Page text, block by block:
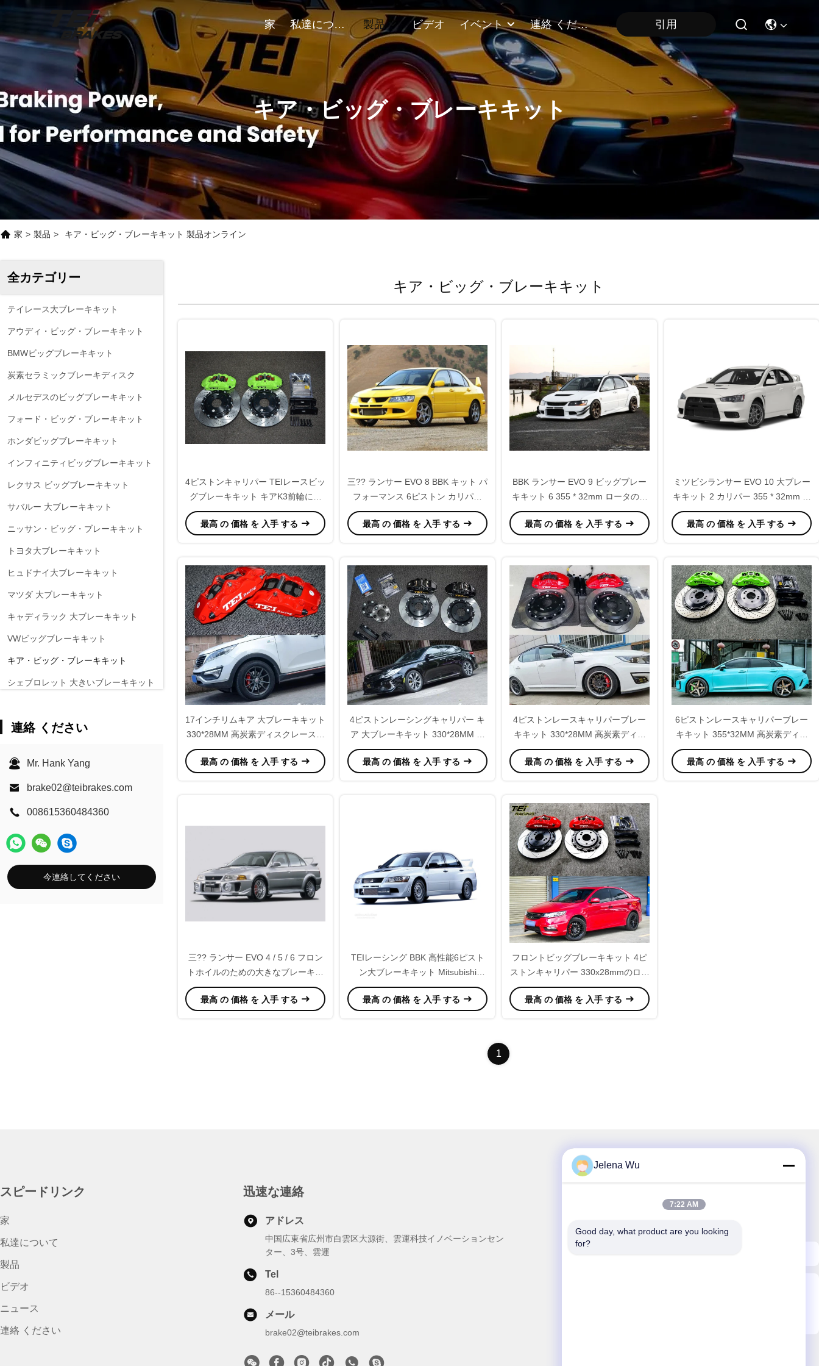
家 私達について 製品 ビデオ イベント 連絡 ください 引用
キア・ビッグ・ブレーキキット
家 > 製品 > キア・ビッグ・ブレーキキット 製品オンライン
全カテゴリー
テイレース大ブレーキキット
アウディ・ビッグ・ブレーキキット
BMWビッグブレーキキット
炭素セラミックブレーキディスク
メルセデスのビッグブレーキキット
フォード・ビッグ・ブレーキキット
ホンダビッグブレーキキット
インフィニティビッグブレーキキット
レクサス ビッグブレーキキット
サバルー 大ブレーキキット
ニッサン・ビッグ・ブレーキキット
トヨタ大ブレーキキット
ヒュドナイ大ブレーキキット
マツダ 大ブレーキキット
キャディラック 大ブレーキキット
VWビッグブレーキキット
キア・ビッグ・ブレーキキット
シェブロレット 大きいブレーキキット
EPBブレーキキャリパー
連絡 ください
Mr. Hank Yang
brake02@teibrakes.com
008615360484360
今連絡してください
キア・ビッグ・ブレーキキット
4ピストンキャリパー TEIレースビッ
グブレーキキット キアK3前輪にぴ
ったり
最高 の 価格 を 入手 する
三?? ランサー EVO 8 BBK キット パ
フォーマンス 6ピストン カリパー
355*32mm ロータ
最高 の 価格 を 入手 する
BBK ランサー EVO 9 ビッグブレー
キキット 6 355 * 32mm ロータのピ
ストンキャリパー
最高 の 価格 を 入手 する
ミツビシランサー EVO 10 大ブレー
キキット 2 カリパー 355 * 32mm ロ
ータ
最高 の 価格 を 入手 する
17インチリムキア 大ブレーキキット
330*28MM 高炭素ディスクレースと
スポーツ用ブレーキパッド
最高 の 価格 を 入手 する
4ピストンレーシングキャリパー キ
ア 大ブレーキキット 330*28MM 高
炭素ディスクレーシングとブレーキ
パッド K5 17インチリーム
最高 の 価格 を 入手 する
4ピストンレースキャリパーブレー
キキット 330*28MM 高炭素ディス
クレーシングとブレーキパッド
最高 の 価格 を 入手 する
6ピストンレースキャリパーブレー
キキット 355*32MM 高炭素ディス
クレーシングとブレーキパッド
最高 の 価格 を 入手 する
三?? ランサー EVO 4 / 5 / 6 フロン
トホイルのための大きなブレーキ変
換キット
最高 の 価格 を 入手 する
TEIレーシング BBK 高性能6ピスト
ン大ブレーキキット Mitsubishi
Lancer EVO 7
最高 の 価格 を 入手 する
フロントビッグブレーキキット 4ピ
ストンキャリパー 330x28mmのロー
ターBBK自動ブレーキシステム
最高 の 価格 を 入手 する
1
スピードリンク
家
私達について
製品
ビデオ
ニュース
連絡 ください
迅速な連絡
アドレス
中国広東省広州市白雲区大源街、雲運科技イノベーションセン
ター、3号、雲運
Tel
86--15360484360
メール
brake02@teibrakes.com
Jelena Wu
7:22 AM
Good day, what product are you looking
for?